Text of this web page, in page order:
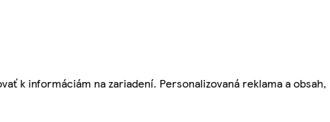
k informáciám na zariadení. Personalizovaná reklama a obsah,